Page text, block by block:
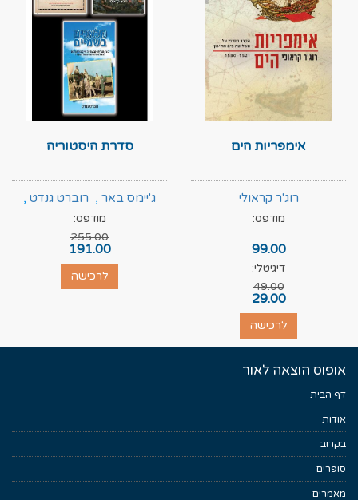
אימפריות הים
רוג'ר קראולי
מודפס:
99.00
דיגיטלי:
49.00
29.00
לרכישה
סדרת היסטוריה
ג'יימס באר , רוברט גנדט ,
רוג'ר קראולי
מודפס:
255.00
191.00
לרכישה
אופוס הוצאה לאור
דף הבית
אודות
בקרוב
סופרים
מאמרים